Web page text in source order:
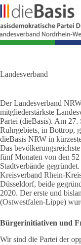
Zum
Inhalt
springen
Landesverband
Der Landesverband
mitgliederstärkste
Partei (dieBasis). Am 27.
Ruhrgebiets, in Bottrop,
dieBasis NRW in
Das
fünf Monaten von den
Stadtverbände
Kreisverband Rhein-
Düsseldorf, beide
2020. Der erste und
(Ostwestfalen-Lippe)
Bürgerinitiativen und
Wir sind die Partei der